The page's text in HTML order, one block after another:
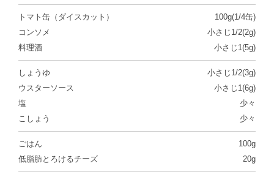
トマト缶（ダイスカット）
100g(1/4缶)
コンソメ
小さじ1/2(2g)
料理酒
小さじ1(5g)
しょうゆ
小さじ1/2(3g)
ウスターソース
小さじ1(6g)
塩
少々
こしょう
少々
ごはん
100g
低脂肪とろけるチーズ
20g